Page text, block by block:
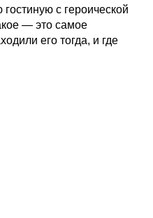
с героической
— это самое
его тогда, и где